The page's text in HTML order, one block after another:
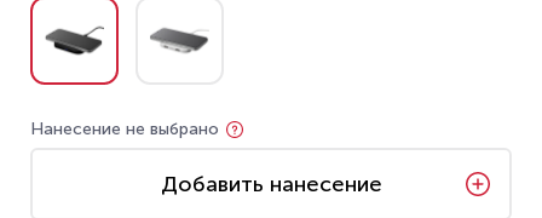
Нанесение не выбрано
Добавить нанесение